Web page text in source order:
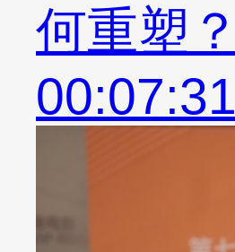
何重塑？
00:07:31